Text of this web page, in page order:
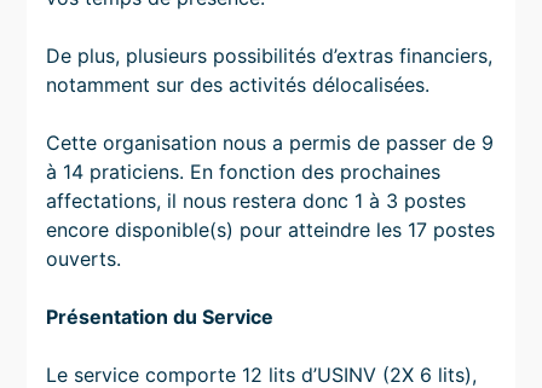
De plus, plusieurs possibilités d’extras financiers,
notamment sur des activités délocalisées.
Cette organisation nous a permis de passer de 9
à 14 praticiens. En fonction des prochaines
affectations, il nous restera donc 1 à 3 postes
encore disponible(s) pour atteindre les 17 postes
ouverts.
Présentation du Service
Le service comporte 12 lits d’USINV (2X 6 lits),